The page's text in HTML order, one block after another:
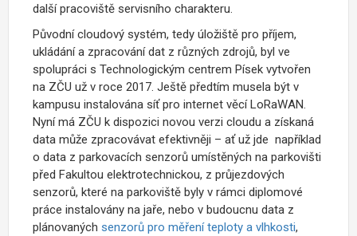
další pracoviště servisního charakteru.
Původní cloudový systém, tedy úložiště pro příjem,
ukládání a zpracování dat z různých zdrojů, byl ve
spolupráci s Technologickým centrem Písek vytvořen
na ZČU už v roce 2017. Ještě předtím musela být v
kampusu instalována síť pro internet věcí LoRaWAN.
Nyní má ZČU k dispozici novou verzi cloudu a získaná
data může zpracovávat efektivněji – ať už jde například
o data z parkovacích senzorů umístěných na parkovišti
před Fakultou elektrotechnickou, z průjezdových
senzorů, které na parkoviště byly v rámci diplomové
práce instalovány na jaře, nebo v budoucnu data z
plánovaných senzorů pro měření teploty a vlhkosti,